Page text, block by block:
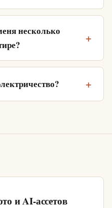
несколько
и AI-ассетов